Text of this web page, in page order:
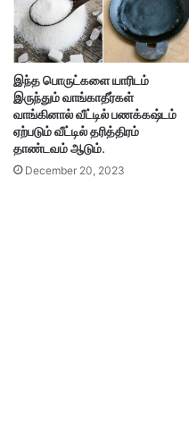
இந்த பொருட்களை யாரிடம்
இருந்தும் வாங்காதீர்கள்
வாங்கினால் வீட்டில் பணக்கஷ்டம்
ஏற்படும் வீட்டில் தரித்திரம்
தாண்டவம் ஆடும்.
December 20, 2023